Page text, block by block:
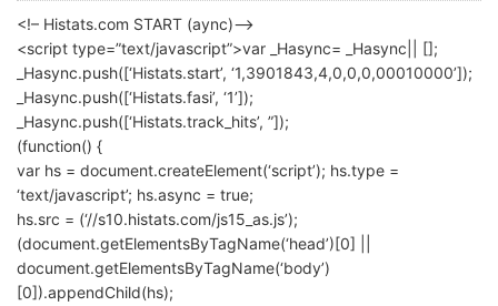
<!– Histats.com START (aync)–>
<script type=”text/javascript”>var _Hasync= _Hasync|| [];
_Hasync.push([‘Histats.start’, ‘1,3901843,4,0,0,0,00010000’]);
_Hasync.push([‘Histats.fasi’, ‘1’]);
_Hasync.push([‘Histats.track_hits’, ”]);
(function() {
var hs = document.createElement(‘script’); hs.type =
‘text/javascript’; hs.async = true;
hs.src = (‘//s10.histats.com/js15_as.js’);
(document.getElementsByTagName(‘head’)[0] ||
document.getElementsByTagName(‘body’)
[0]).appendChild(hs);